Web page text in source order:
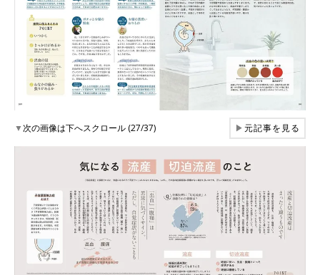
▼次の画像は下へスクロール (27/37) ▶元記事を見る